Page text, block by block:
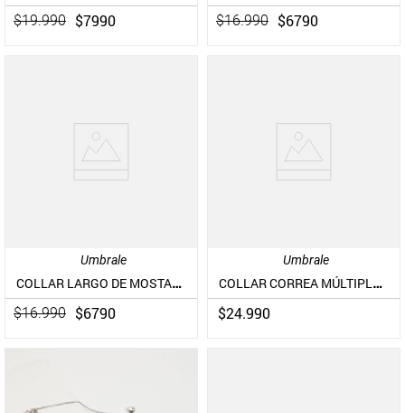
$19.990 $7990 $16.990 $6790
Umbrale
COLLAR LARGO DE MOSTACILLAS CON DISEÑO NUDO
$16.990 $6790
Umbrale
COLLAR CORREA MÚLTIPLE DE PIEDRA NATURAL Y PLACAS METÁLICAS
$24.990